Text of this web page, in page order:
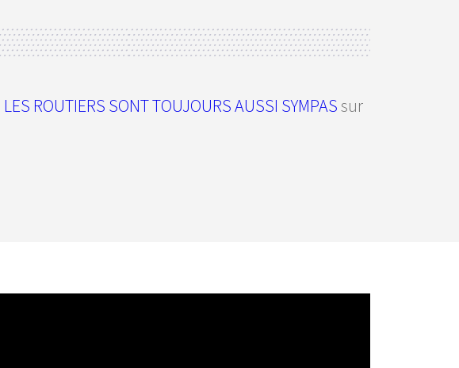
LES ROUTIERS SONT TOUJOURS AUSSI SYMPASsur